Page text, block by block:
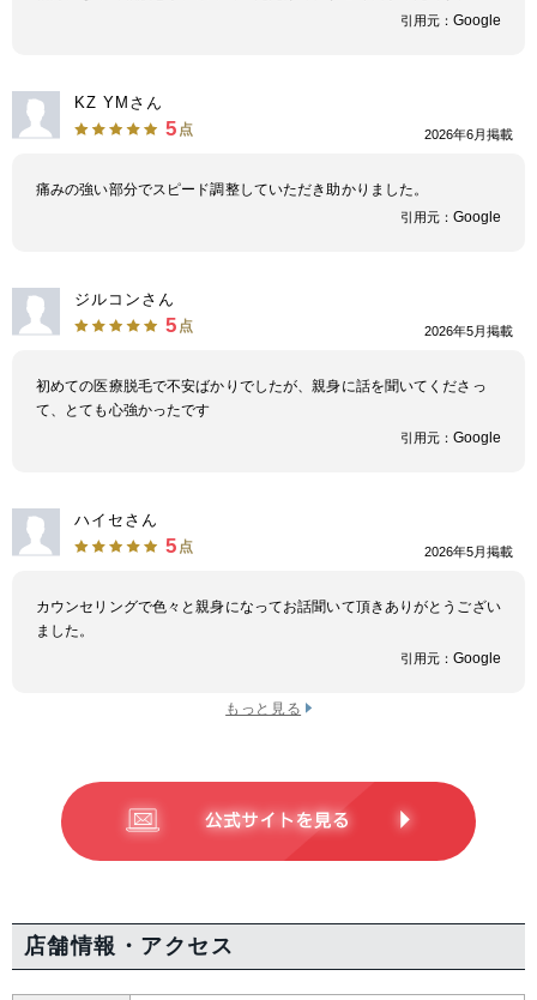
引用元： Google
KZ YMさん
5 点 2026年6月掲載
痛みの強い部分でスピード調整していただき助かりました。
引用元： Google
ジルコンさん
5 点 2026年5月掲載
初めての医療脱毛で不安ばかりでしたが、親身に話を聞いてくださっ
て、とても心強かったです
引用元： Google
ハイセさん
5 点 2026年5月掲載
カウンセリングで色々と親身になってお話聞いて頂きありがとうござい
ました。
引用元： Google
もっと見る
店舗情報・アクセス